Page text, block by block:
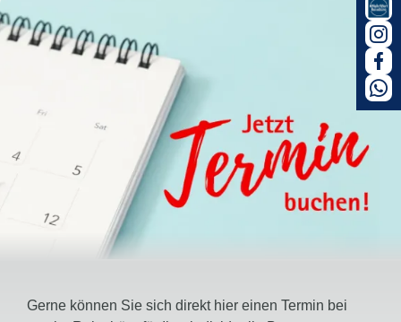
Gerne können Sie sich direkt hier einen Termin bei